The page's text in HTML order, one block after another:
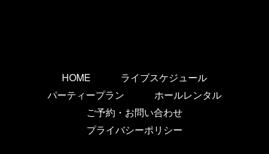
HOME
ライブスケジュール
パーティープラン
ホールレンタル
ご予約・お問い合わせ
プライバシーポリシー